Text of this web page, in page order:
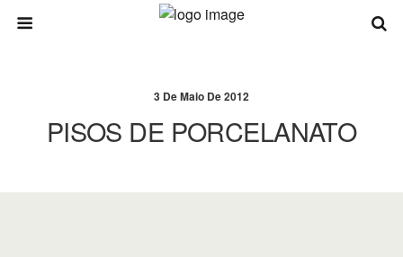
3 De Maio De 2012
PISOS DE PORCELANATO